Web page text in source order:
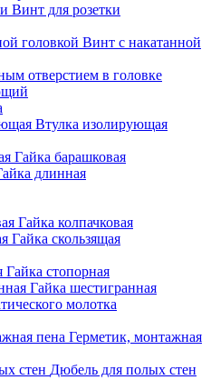
Винт для розетки
Винт с накатанной
отверстием в головке
Втулка изолирующая
Гайка барашковая
длинная
Гайка колпачковая
Гайка скользящая
Гайка стопорная
Гайка шестигранная
молотка
Герметик, монтажная
Дюбель для полых стен